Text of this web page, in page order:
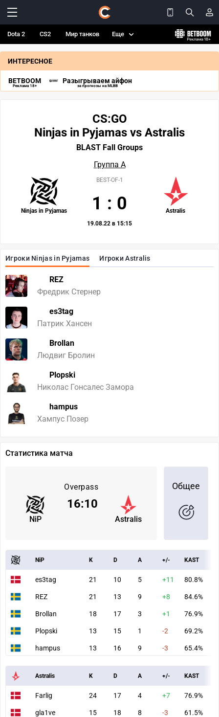
Dota 2 CS2 Мир танков Еще
ИНТЕРЕСНОЕ
BETBOOM
Реклама 18+
Разыгрываем айфон
за прогнозы на MLBB
Игроки Ninjas in Pyjamas Игроки Astralis
REZ
Фредрик Стернер
es3tag
Патрик Хансен
Brollan
Людвиг Бролин
Plopski
Николас Гонсалес Замора
hampus
Хампус Позер
CS:GO
Ninjas in Pyjamas vs Astralis
BLAST Fall Groups
Группа A
Ninjas in Pyjamas Astralis
BEST-OF-1
1 : 0
19.08.22 в 15:15
Статистика матча
Overpass
NiP Astralis
16:10
Общее
NiP K D A +/- KAST
es3tag 21 10 5 +11 80.8%
REZ 21 13 9 +8 84.6%
Brollan 18 17 3 +1 76.9%
Plopski 13 15 1 -2 69.2%
hampus 13 16 9 -3 65.4%
Astralis K D A +/- KAST
Farlig 24 17 4 +7 76.9%
gla1ve 15 18 8 -3 61.5%